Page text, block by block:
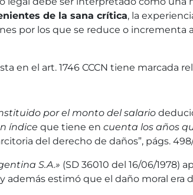
de la sana crítica, la
por los que se reduce o incrementa
el art. 1746 CCCN tiene marcada
por el monto del salario
índice que tiene encuenta los años
del derecho de daños”, págs. 498/
S.A.» (SD 36010 del 16/06/1978)
estimó que el daño moral era